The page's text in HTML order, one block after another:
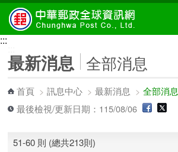
跳到主要內容區塊
:::
最新消息 全部消息
首頁 >訊息中心 >最新消息 >全部消息
最後檢視/更新日期：115/08/06
51-60 則 (總共213則)